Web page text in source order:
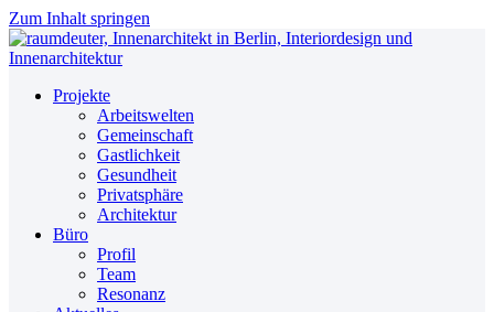
Zum Inhalt springen
Projekte
Arbeitswelten
Gemeinschaft
Gastlichkeit
Gesundheit
Privatsphäre
Architektur
Büro
Profil
Team
Resonanz